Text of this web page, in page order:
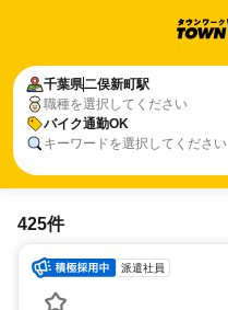
千葉県二俣新町駅
職種を選択してください
バイク通勤OK
キーワードを選択してください
425件
派遣社員